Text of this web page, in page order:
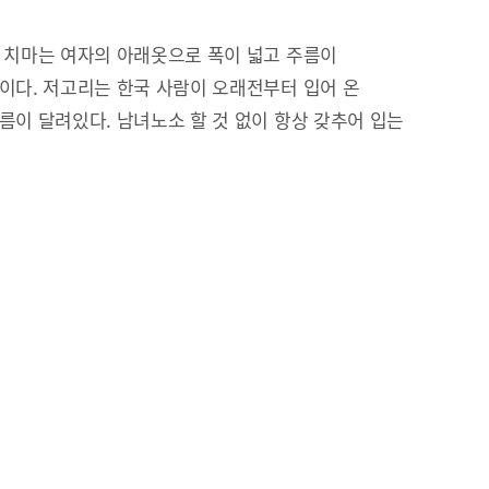
마는 여자의 아래옷으로 폭이 넓고 주름이
다. 저고리는 한국 사람이 오래전부터 입어 온
이 달려있다. 남녀노소 할 것 없이 항상 갖추어 입는